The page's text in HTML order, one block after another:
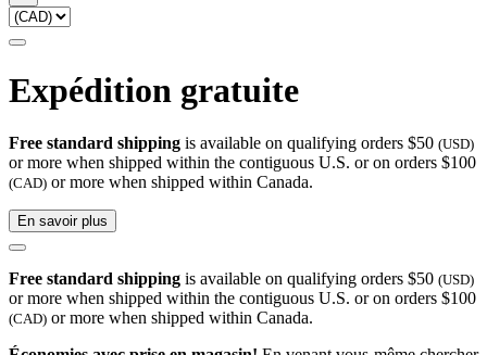
Expédition gratuite
Free standard shipping is available on qualifying orders $50 (USD)
or more when shipped within the contiguous U.S. or on orders $100
(CAD) or more when shipped within Canada.
En savoir plus
Free standard shipping is available on qualifying orders $50 (USD)
or more when shipped within the contiguous U.S. or on orders $100
(CAD) or more when shipped within Canada.